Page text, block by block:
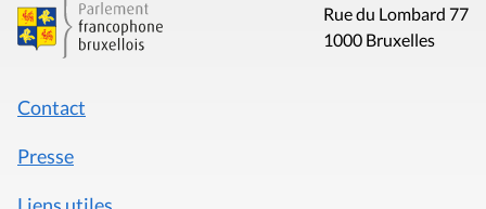
Rue du Lombard 77
1000 Bruxelles
Contact
Presse